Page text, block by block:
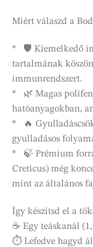
Miért válaszd a
* 🛡️ Kiemelkedő
tartalmának
immunrendszert.
* 🌿 Magas
hatóanyagokban,
* 🔥
gyulladásos
* 🍃 Prémium
Creticus) még
mint az általános
Így készítsd el a
☕ Egy teáskanál
⏱️ Lefedve hagyd